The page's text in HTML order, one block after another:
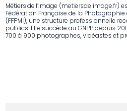
Métiers de l’Image (metiersdelimage.fr)
Fédération Française de la Photographie
(FFPMI), une structure professionnelle
publics. Elle succède au GNPP depuis
700 à 900 photographes, vidéastes et